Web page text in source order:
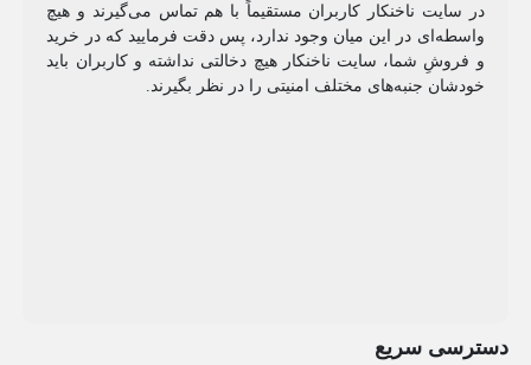
در سایت ناخنکار کاربران مستقیماً با هم تماس می‌گیرند و هیچ
واسطه‌ای در این میان وجود ندارد، پس دقت فرمایید که در خرید
و فروشِ شما، سایت ناخنکار هیچ دخالتی نداشته و کاربران باید
خودشان جنبه‌های مختلف امنیتی را در نظر بگیرند.
دسترسی سریع